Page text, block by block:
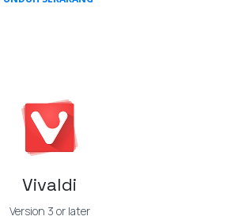
Vivaldi
Version 3 or later